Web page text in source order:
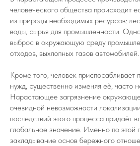
человеческого общества происходит
из природы необходимых ресурсов:
воды, сырья для промышленности.
выброс в окружающую среду
отходов, выхлопных газов автомобилей.
Кроме того, человек приспосабливает
нужд, существенно изменяя еѐ, часто
Нарастающее загрязнение
очевидной невозможности
последствий этого процесса придаѐт
глобальное значение. Именно по этой
закладывание основ бережного